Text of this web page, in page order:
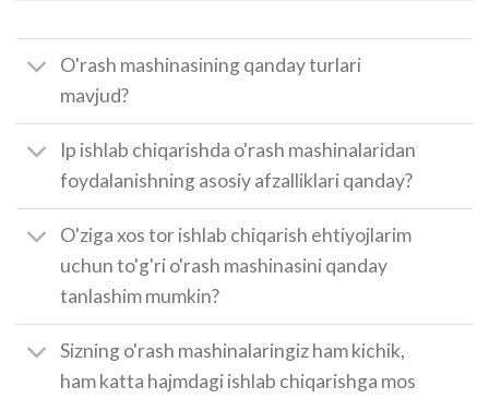
O'rash mashinasining qanday turlari
mavjud?
Ip ishlab chiqarishda o'rash mashinalaridan
foydalanishning asosiy afzalliklari qanday?
O'ziga xos tor ishlab chiqarish ehtiyojlarim
uchun to'g'ri o'rash mashinasini qanday
tanlashim mumkin?
Sizning o'rash mashinalaringiz ham kichik,
ham katta hajmdagi ishlab chiqarishga mos